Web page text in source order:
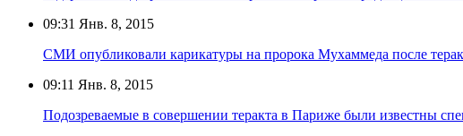
09:31 Янв. 8, 2015
СМИ опубликовали карикатуры на пророка Мухаммеда после
09:11 Янв. 8, 2015
Подозреваемые в совершении теракта в Париже были известны